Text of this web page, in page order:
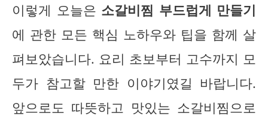
이렇게 오늘은 소갈비찜 부드럽게 만들기
에 관한 모든 핵심 노하우와 팁을 함께 살
펴보았습니다. 요리 초보부터 고수까지 모
두가 참고할 만한 이야기였길 바랍니다.
앞으로도 따뜻하고 맛있는 소갈비찜으로